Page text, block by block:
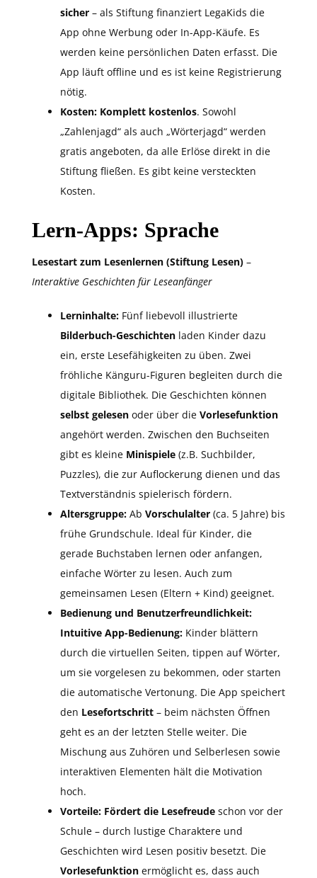
sicher – als Stiftung finanziert LegaKids die
App ohne Werbung oder In-App-Käufe. Es
werden keine persönlichen Daten erfasst. Die
App läuft offline und es ist keine Registrierung
nötig.
Kosten: Komplett kostenlos. Sowohl
„Zahlenjagd“ als auch „Wörterjagd“ werden
gratis angeboten, da alle Erlöse direkt in die
Stiftung fließen. Es gibt keine versteckten
Kosten.
Lern-Apps: Sprache
Lesestart zum Lesenlernen (Stiftung Lesen) –
Interaktive Geschichten für Leseanfänger
Lerninhalte: Fünf liebevoll illustrierte
Bilderbuch-Geschichten laden Kinder dazu
ein, erste Lesefähigkeiten zu üben. Zwei
fröhliche Känguru-Figuren begleiten durch die
digitale Bibliothek. Die Geschichten können
selbst gelesen oder über die Vorlesefunktion
angehört werden. Zwischen den Buchseiten
gibt es kleine Minispiele (z.B. Suchbilder,
Puzzles), die zur Auflockerung dienen und das
Textverständnis spielerisch fördern.
Altersgruppe: Ab Vorschulalter (ca. 5 Jahre) bis
frühe Grundschule. Ideal für Kinder, die
gerade Buchstaben lernen oder anfangen,
einfache Wörter zu lesen. Auch zum
gemeinsamen Lesen (Eltern + Kind) geeignet.
Bedienung und Benutzerfreundlichkeit:
Intuitive App-Bedienung: Kinder blättern
durch die virtuellen Seiten, tippen auf Wörter,
um sie vorgelesen zu bekommen, oder starten
die automatische Vertonung. Die App speichert
den Lesefortschritt – beim nächsten Öffnen
geht es an der letzten Stelle weiter. Die
Mischung aus Zuhören und Selberlesen sowie
interaktiven Elementen hält die Motivation
hoch.
Vorteile: Fördert die Lesefreude schon vor der
Schule – durch lustige Charaktere und
Geschichten wird Lesen positiv besetzt. Die
Vorlesefunktion ermöglicht es, dass auch